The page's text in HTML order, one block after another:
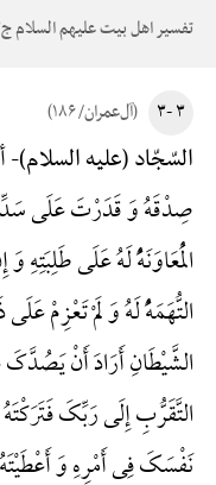
تفسیر اهل بیت علیهم السلام ج۲، ص۸۷۰
۳ -۳ (آل‌عمران/ ۱۸۶)
السّجّاد (علیه السلام)-
صِدْقَهُ وَ قَدَرْتَ عَلَی سَدِّ
الْمُعَاوَنَهًُْ لَهُ عَلَی
التُّهَمَهًُْ لَهُ وَ لَمْ تَعْزِمْ
الشَّیْطَانِ أَرَادَ أَنْ
التَّقَرُّبِ إِلَی رَبِّکَ
نَفْسَکَ فِی أَمْرِهِ وَ